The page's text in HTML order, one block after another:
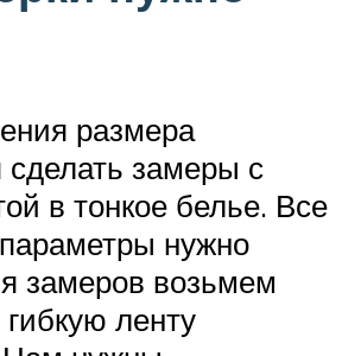
размера
сделать замеры с
в тонкое белье. Все
нужно
замеров возьмем
ленту